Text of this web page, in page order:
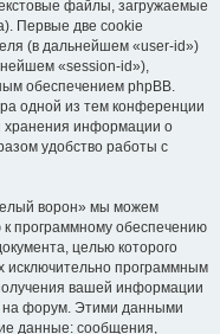
файлы, загружаемые
Первые две cookie
(в дальнейшем «user-id»)
«session-id»),
обеспечением phpBB.
одной из тем конференции
хранения информации о
удобство работы с
ворон» мы можем
программному обеспечению
целью которого
исключительно программным
вашей информации
на форум. Этими данными
данные: сообщения,